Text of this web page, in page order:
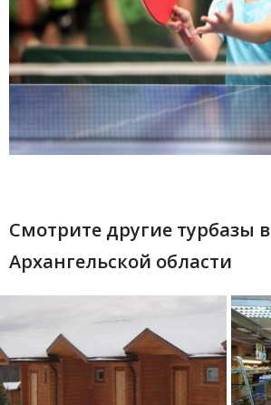
Смотрите другие турбазы в
Архангельской области